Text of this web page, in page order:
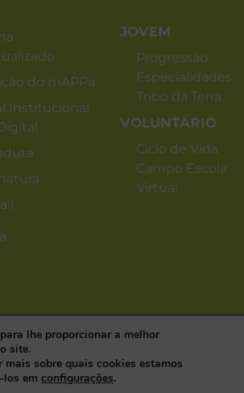
do mAPPa
Institucional
JOVEM
Progressão
Especialidades
Tribo da Terra
VOLUNTÁRIO
Ciclo de Vida
Campo Escola
Virtual
lhe proporcionar a melhor
site.
mais sobre quais cookies estamos
los em configurações.